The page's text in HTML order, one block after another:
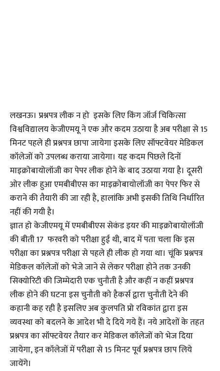
लखनऊ। प्रश्नपत्र लीक न हो इसके लिए किंग जॉर्ज चिकित्सा
विश्वविद्यालय केजीएमयू ने एक और कदम उठाया है अब परीक्षा से 15
मिनट पहले ही प्रश्नपत्र छापा जायेगा इसके लिए सॉफ्टवेयर मेडिकल
कॉलेजों को उपलब्ध कराया जायेगा। यह कदम पिछले दिनों
माइक्रोबायोलॉजी का पेपर लीक होने के बाद उठाया गया है। दूसरी
ओर लीक हुआ एमबीबीएस का माइक्रोबायोलॉजी का पेपर फिर से
कराने की तैयारी की जा रही है, हालांकि अभी इसकी तिथि निर्धारित
नहीं की गयी है।
ज्ञात हो केजीएमयू में एमबीबीएस सेकंड इयर की माइक्रोबायोलॉजी
की बीती 17 फरवरी को परीक्षा हुई थी, बाद में पता चला कि इस
परीक्षा का प्रश्नपत्र परीक्षा से पहले ही लीक हो गया था। चूंकि प्रश्नपत्र
मेडिकल कॉलेजों को भेजे जाने से लेकर परीक्षा होने तक उनकी
सिक्योरिटी की जिम्मेदारी एक चुनौती है और कहीं न कहीं प्रश्नपत्र
लीक होने की घटना इस चुनौती को हैकर्स द्वारा चुनौती देने की
कहानी कह रही है इसलिए अब कुलपति प्रो रविकांत द्वारा इस
व्यवस्था को बदलने के आदेश भी दे दिये गये हैं। नये आदेशों के तहत
प्रश्नपत्र का सॉफ्टवेयर तैयार कर मेडिकल कॉलेजों को भेज दिया
जायेगा, इन कॉलेजों में परीक्षा से 15 मिनट पूर्व प्रश्नपत्र छाप लिये
जायेंगे।